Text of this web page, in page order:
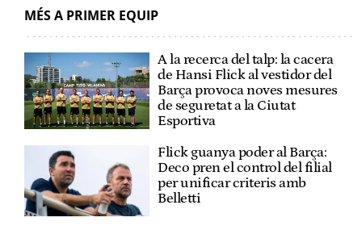
MÉS A PRIMER EQUIP
A la recerca del talp: la cacera
de Hansi Flick al vestidor del
Barça provoca noves mesures
de seguretat a la Ciutat
Esportiva
Flick guanya poder al Barça:
Deco pren el control del filial
per unificar criteris amb
Belletti